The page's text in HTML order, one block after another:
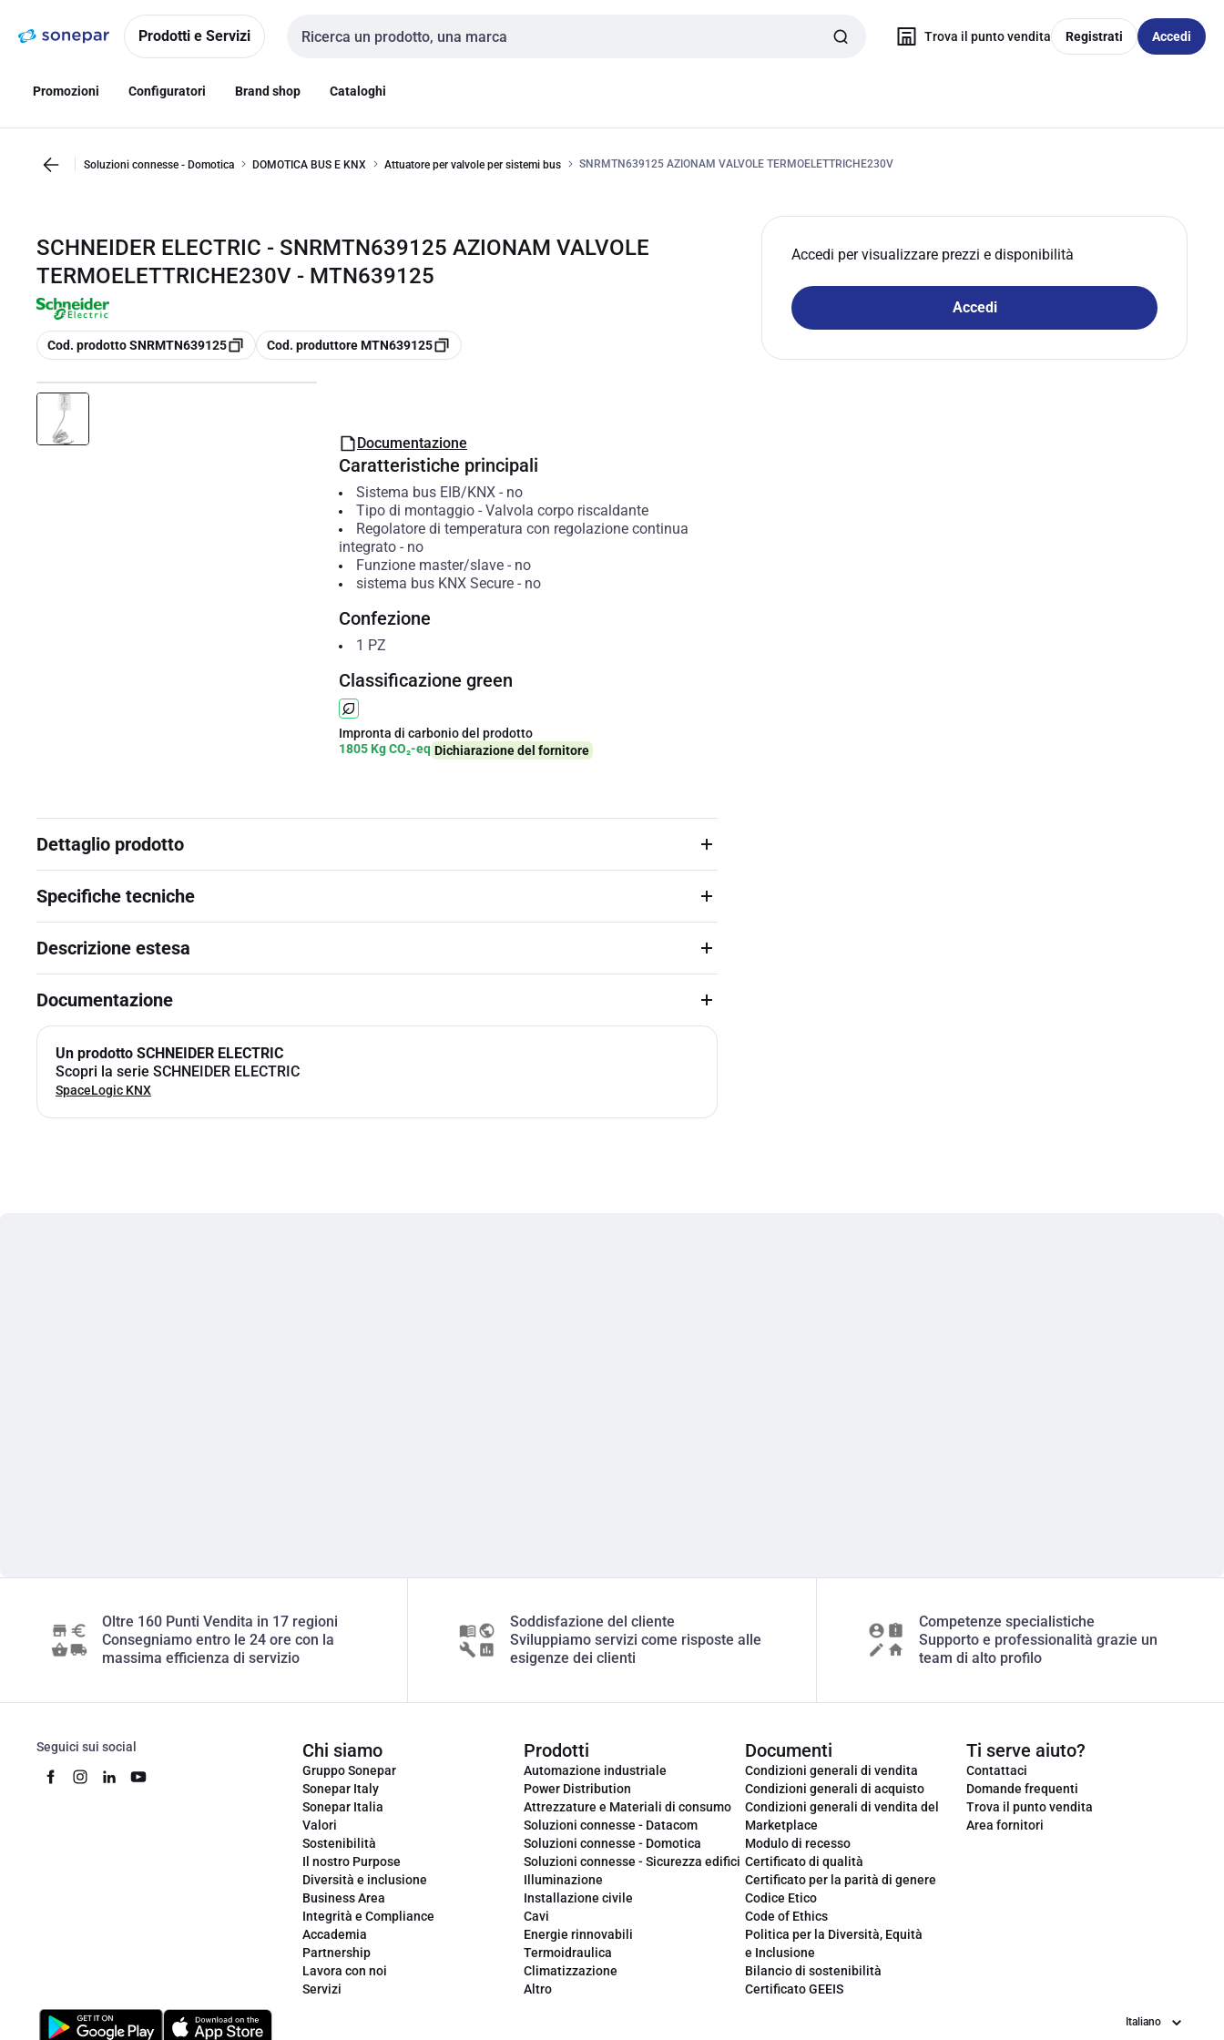
navigazionealla
Prodotti e Servizi
Cerca input
Trova il punto vendita Registrati Accedi
Promozioni Configuratori Brand shop Cataloghi
Soluzioni connesse - Domotica DOMOTICA BUS E KNX Attuatore per valvole per sistemi bus SNRMTN639125 AZIONAM VALVOLE TERMOELETTRICHE230V
SCHNEIDER ELECTRIC - SNRMTN639125 AZIONAM VALVOLE
TERMOELETTRICHE230V - MTN639125
copia
Cod. prodotto SNRMTN639125 copia
Cod. produttore MTN639125
Accedi per visualizzare prezzi e disponibilità
Accedi
Documentazione
Caratteristiche principali
Sistema bus EIB/KNX- no
Tipo di montaggio- Valvola corpo riscaldante
Regolatore di temperatura con regolazione continua
integrato - no
Funzione master/slave- no
sistema bus KNX Secure- no
Confezione
1 PZ
Classificazione green
Impronta di carbonio del prodotto
1805 Kg CO₂-eq Dichiarazione del fornitore
Dettaglio prodotto
Specifiche tecniche
Descrizione estesa
Documentazione
Un prodotto SCHNEIDER ELECTRIC
Scopri la serie SCHNEIDER ELECTRIC
SpaceLogic KNX
Oltre 160 Punti Vendita in 17 regioni
Consegniamo entro le 24 ore con la
massima efficienza di servizio
Soddisfazione del cliente
Sviluppiamo servizi come risposte alle
esigenze dei clienti
Competenze specialistiche
Supporto e professionalità grazie un
team di alto profilo
Seguici sui social Chi siamo
Gruppo Sonepar
Sonepar Italy
Sonepar Italia
Valori
Sostenibilità
Il nostro Purpose
Diversità e inclusione
Business Area
Integrità e Compliance
Accademia
Partnership
Lavora con noi
Servizi
Prodotti
Automazione industriale
Power Distribution
Attrezzature e Materiali di consumo
Soluzioni connesse - Datacom
Soluzioni connesse - Domotica
Soluzioni connesse - Sicurezza edifici
Illuminazione
Installazione civile
Cavi
Energie rinnovabili
Termoidraulica
Climatizzazione
Altro
Documenti
Condizioni generali di vendita
Condizioni generali di acquisto
Condizioni generali di vendita del
Marketplace
Modulo di recesso
Certificato di qualità
Certificato per la parità di genere
Codice Etico
Code of Ethics
Politica per la Diversità, Equità
e Inclusione
Bilancio di sostenibilità
Certificato GEEIS
Ti serve aiuto?
Contattaci
Domande frequenti
Trova il punto vendita
Area fornitori
Lingua